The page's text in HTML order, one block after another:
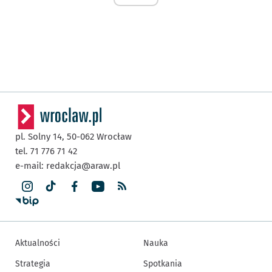
pl. Solny 14, 50-062 Wrocław
tel. 71 776 71 42
e-mail: redakcja@araw.pl
Aktualności
Strategia
Nauka
Spotkania